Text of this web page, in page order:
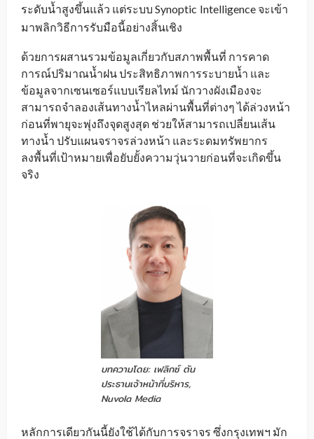
ระดับน้ำสูงขึ้นแล้ว แต่ระบบ Synoptic Intelligence จะเข้า
มาพลิกวิธีการรับมือนี้อย่างสิ้นเชิง
ด้วยการผสานรวมข้อมูลเกี่ยวกับสภาพพื้นที่ การคาด
การณ์ปริมาณน้ำฝน ประสิทธิภาพการระบายน้ำ และ
ข้อมูลจากเซนเซอร์แบบเรียลไทม์ นักวางผังเมืองจะ
สามารถจำลองเส้นทางน้ำไหลผ่านพื้นที่ต่างๆ ได้ล่วงหน้า
ก่อนที่พายุจะพุ่งถึงจุดสูงสุด ช่วยให้สามารถเปลี่ยนเส้น
ทางน้ำ ปรับแผนจราจรล่วงหน้า และระดมทรัพยากร
ลงพื้นที่เป้าหมายเพื่อยับยั้งความวุ่นวายก่อนที่จะเกิดขึ้น
จริง
บทความโดย: เฟลิกซ์ ตัน
ประธานเจ้าหน้าที่บริหาร,
Nuvola Media
หลักการเดียวกันนี้ยังใช้ได้กับการจราจร ซึ่งกรุงเทพฯ มัก